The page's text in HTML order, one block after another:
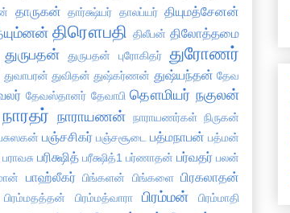
தாருகன் தார்க்ஷ்யர் தாலப்யர் தியுமத்சேனன்
திரௌபதி திலீபன் திலோத்தமை
துருபதன் துருபதன் புரோகிதர் துரோணர்
துவாபரன் துவிதன் துஷ்கர்ணன் துஷ்யந்தன் தேவ
தேவஸ்தானர் தேவாபி தௌமியர் நகுலன்
நாரதர் நாராயணன் நாராயணர்கள் நிருகன்
பஞ்சசிகர் பஞ்சசூடை பத்மநாபன் பத்மன்
பராவசு பரிக்ஷித் பரீக்ஷித்1 பர்ணாதன் பர்வதர் பலன்
பாஹ்லீகர் பிங்களன் பிங்களை பிரகலாதன்
பிரம்மதத்தன் பிரம்மத்வாரா பிரம்மன்
பிரம்மாதி